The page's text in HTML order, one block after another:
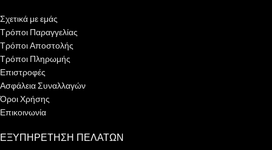
παλαιότερων
θερμοσυσσωρευτών.
Σχετικά με εμάς
Τρόποι Παραγγελίας
Τρόποι Αποστολής
Τρόποι Πληρωμής
Επιστροφές
Ασφάλεια Συναλλαγών
Όροι Χρήσης
Επικοινωνία
ΕΞΥΠΗΡΕΤΗΣΗ ΠΕΛΑΤΩΝ